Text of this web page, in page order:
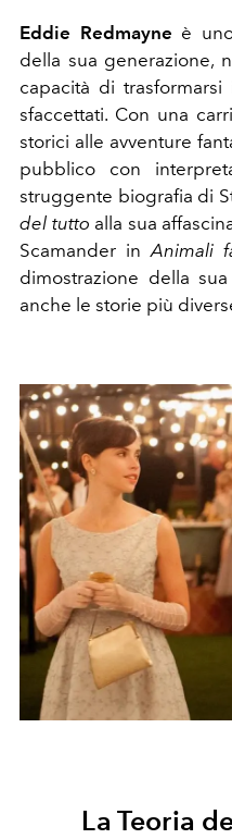
Eddie Redmayne è
della sua generazione,
capacità di
sfaccettati. Con una
storici alle avventure
pubblico con
struggente biografia di
del tutto alla sua
Scamander inAnimali
dimostrazione della
anche le storie più
La Teoria